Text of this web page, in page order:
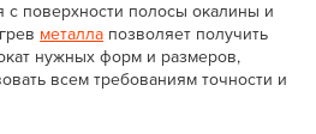
с поверхности полосы окалины и
металла позволяет получить
нужных форм и размеров,
всем требованиям точности и